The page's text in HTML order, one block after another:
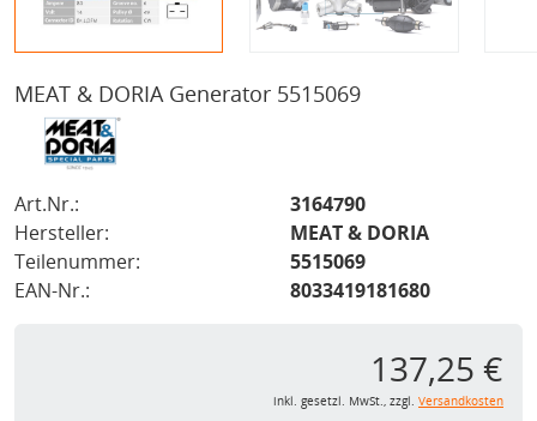
MEAT & DORIA Generator 5515069
Art.Nr.:
3164790
Hersteller:
MEAT & DORIA
Teilenummer:
5515069
EAN-Nr.:
8033419181680
137,25 €
inkl. gesetzl. MwSt., zzgl. Versandkosten